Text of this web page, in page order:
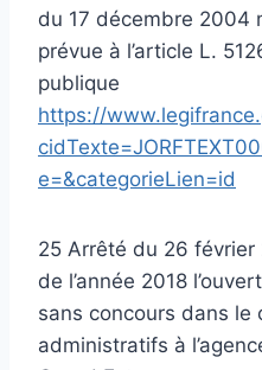
du 17 décembre 2004
prévue à l’article L.
publique
https://
e=&categorieLien=id
25 Arrêté du 26
de l’année 2018
sans concours dans le
administratifs à